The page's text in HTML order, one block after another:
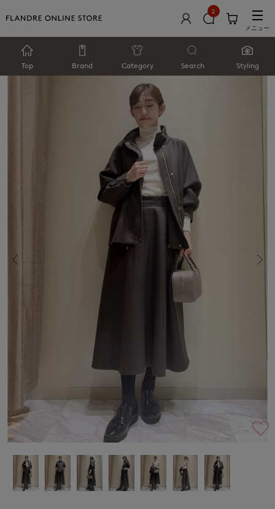
2
メニュー
Top Brand Category Search Styling